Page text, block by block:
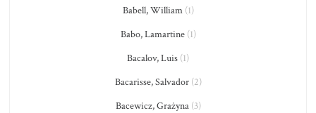
Babell, William(1)
Babo, Lamartine(1)
Bacalov, Luis (1)
Bacarisse, Salvador(2)
Bacewicz, Grażyna(3)